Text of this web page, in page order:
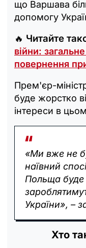
що Варшава
допомогу
🔥 Читайте
війни:
повернення
Прем'єр-
буде жорстко
інтереси в
«Ми вже не
наївний
Польща буде
України», –
Хто